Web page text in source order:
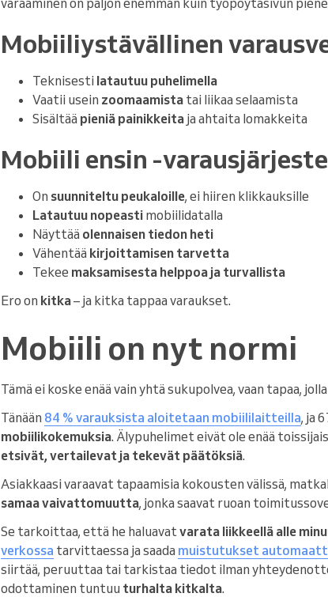
Mobiiliystävällinen
Teknisesti latautuu puhelimella
Vaatii usein zoomaamista tai liikaa selaamista
Sisältää pieniä painikkeita ja ahtaita lomakkeita
Mobiili ensin -
On suunniteltu peukaloille, ei hiiren klikkauksille
Latautuu nopeasti mobiilidatalla
Näyttää olennaisen tiedon heti
Vähentää kirjoittamisen tarvetta
Tekee maksamisesta helppoa ja turvallista
Ero on kitka– ja kitka tappaa varaukset.
Mobiili on nyt normi
Tämä ei koske enää vain yhtä sukupolvea, vaan tapaa,
Tänään 84 % varauksista aloitetaan mobiililaitteilla, ja
mobiilikokemuksia. Älypuhelimet eivät ole enää
etsivät, vertailevat ja tekevät päätöksiä.
Asiakkaasi varaavat tapaamisia kokousten välissä,
samaa vaivattomuutta, jonka saavat ruoan
Se tarkoittaa, että he haluavat varata liikkeellä alle
verkossa tarvittaessa ja saada muistutukset
siirtää, peruuttaa tai tarkistaa tiedot ilman
odottaminen tuntuu turhalta kitkalta.